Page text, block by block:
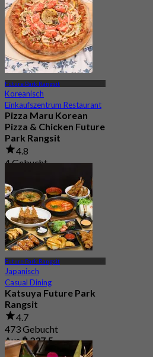
2.1K Gebucht
Aus฿ 498
Future Park Rangsit
Koreanisch
Einkaufszentrum Restaurant
Pizza Maru Korean
Pizza & Chicken Future
Park Rangsit
4.8
4 Gebucht
Future Park Rangsit
Japanisch
Casual Dining
Katsuya Future Park
Rangsit
4.7
473 Gebucht
Aus฿ 237.5